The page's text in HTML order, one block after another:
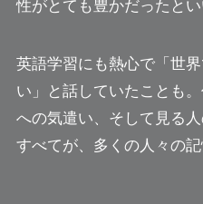
性がとても豊かだったとい
英語学習にも熱心で「世
い」と話していたことも
への気遣い、そして見る
すべてが、多くの人々の記